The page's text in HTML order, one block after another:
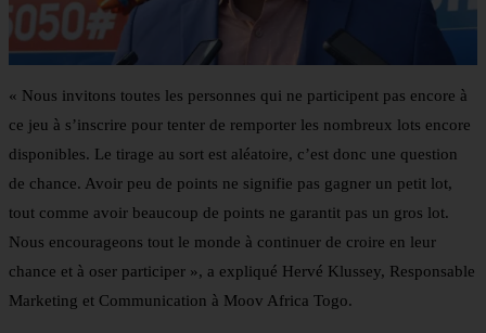
« Nous invitons toutes les personnes qui ne participent pas encore à
ce jeu à s’inscrire pour tenter de remporter les nombreux lots encore
disponibles. Le tirage au sort est aléatoire, c’est donc une question
de chance. Avoir peu de points ne signifie pas gagner un petit lot,
tout comme avoir beaucoup de points ne garantit pas un gros lot.
Nous encourageons tout le monde à continuer de croire en leur
chance et à oser participer », a expliqué Hervé Klussey, Responsable
Marketing et Communication à Moov Africa Togo.